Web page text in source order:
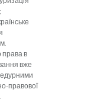
права в
вже
правової